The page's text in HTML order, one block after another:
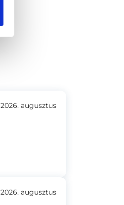
2026. augusztus
2026. augusztus